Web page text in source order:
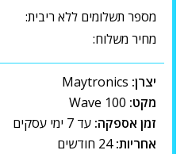
מספר תשלומים ללא ריבית:
מחיר משלוח:
יצרן: Maytronics
מקט: Wave 100
זמן אספקה: עד 7 ימי עסקים
אחריות:24 חודשים